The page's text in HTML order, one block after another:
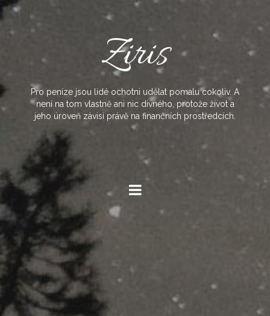
Ziris
Pro peníze jsou lidé ochotni udělat pomalu cokoliv. A
není na tom vlastně ani nic divného, protože život a
jeho úroveň závisí právě na finančních prostředcích.